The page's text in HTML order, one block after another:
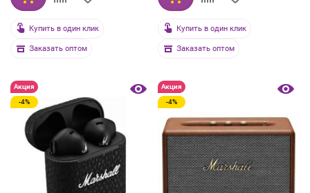
Купить в один клик
Заказать оптом
Купить в один клик
Заказать оптом
Акция
-4%
Акция
-4%